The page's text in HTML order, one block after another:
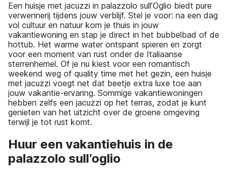
Een huisje met jacuzzi in palazzolo sull’Oglio biedt pure
verwennerij tijdens jouw verblijf. Stel je voor: na een dag
vol cultuur en natuur kom je thuis in jouw
vakantiewoning en stap je direct in het bubbelbad of de
hottub. Het warme water ontspant spieren en zorgt
voor een moment van rust onder de Italiaanse
sterrenhemel. Of je nu kiest voor een romantisch
weekend weg of quality time met het gezin, een huisje
met jacuzzi voegt net dat beetje extra luxe toe aan
jouw vakantie-ervaring. Sommige vakantiewoningen
hebben zelfs een jacuzzi op het terras, zodat je kunt
genieten van het uitzicht over de groene omgeving
terwijl je tot rust komt.
Huur een vakantiehuis in de
palazzolo sull’oglio